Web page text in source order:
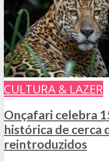
CULTURA & LAZER
Onçafari celebra
histórica de cerca
reintroduzidos